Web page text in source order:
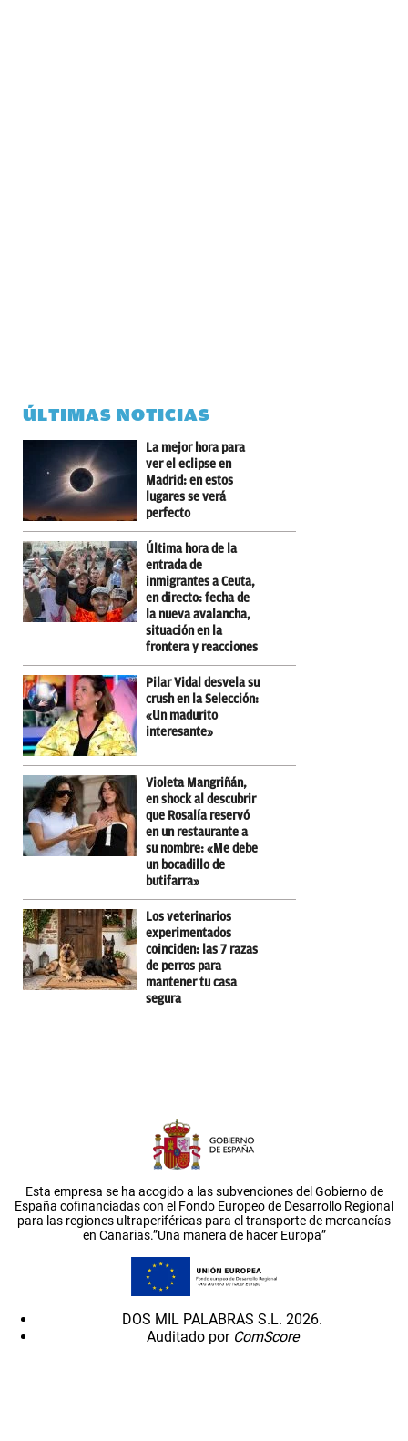
ÚLTIMAS NOTICIAS
La mejor hora para
ver el eclipse en
Madrid: en estos
lugares se verá
perfecto
Última hora de la
entrada de
inmigrantes a Ceuta,
en directo: fecha de
la nueva avalancha,
situación en la
frontera y reacciones
Pilar Vidal desvela su
crush en la Selección:
«Un madurito
interesante»
Violeta Mangriñán,
en shock al descubrir
que Rosalía reservó
en un restaurante a
su nombre: «Me debe
un bocadillo de
butifarra»
Los veterinarios
experimentados
coinciden: las 7 razas
de perros para
mantener tu casa
segura
Esta empresa se ha acogido a las subvenciones del Gobierno de
España cofinanciadas con el Fondo Europeo de Desarrollo Regional
para las regiones ultraperiféricas para el transporte de mercancías
en Canarias.”Una manera de hacer Europa”
DOS MIL PALABRAS S.L. 2026.
Auditado por ComScore